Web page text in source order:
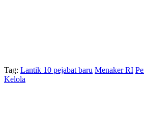
Tag: Lantik 10 pejabat baru Menaker RI
Kelola